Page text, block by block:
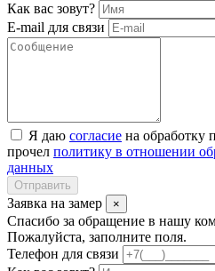
Как вас зовут?
E-mail для связи
Я даю согласие на обработку
прочел политику в отношении
данных
Отправить
Заявка на замер ×
Спасибо за обращение в нашу
Пожалуйста, заполните поля.
Телефон для связи